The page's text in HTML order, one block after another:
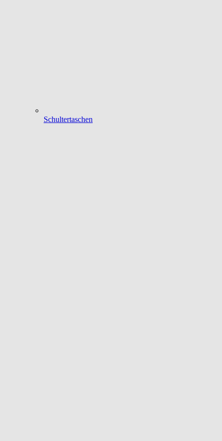
Schultertaschen